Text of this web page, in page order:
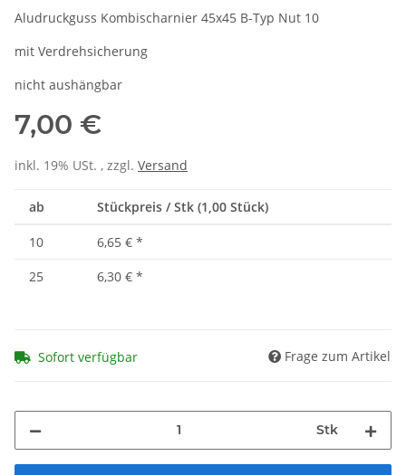
Aludruckguss Kombischarnier 45x45 B-Typ Nut 10
mit Verdrehsicherung
nicht aushängbar
7,00 €
inkl. 19% USt. , zzgl. Versand
ab Stückpreis / Stk (1,00 Stück)
10 6,65 € *
25
6,30 € *
Sofort verfügbar Frage zum Artikel
Stk